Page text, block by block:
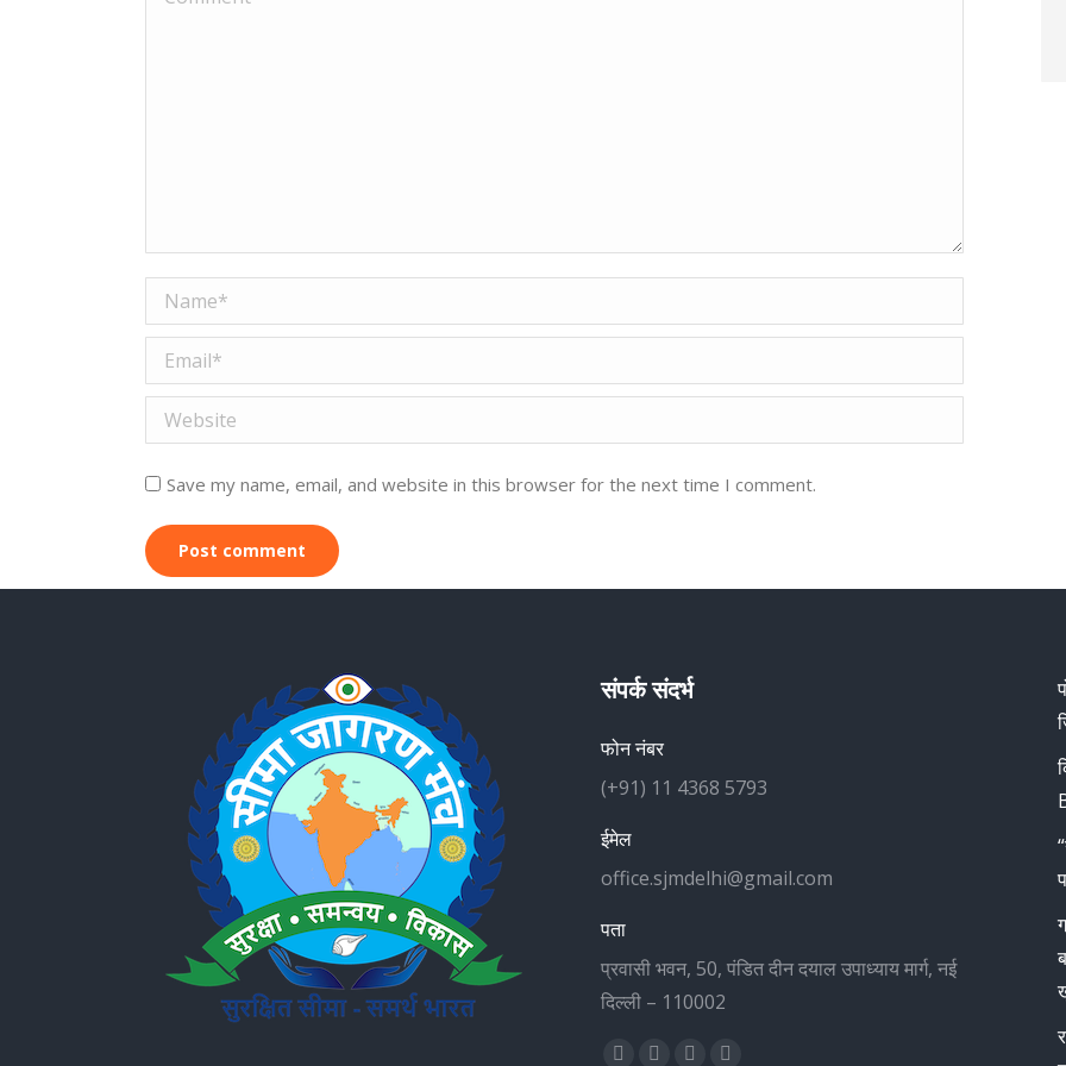
Name *
Email *
Website
Save my name, email, and website in this browser for the next time I comment.
Post comment
संपर्क संदर्भ
फोन नंबर
(+91) 11 4368 5793
ईमेल
office.sjmdelhi@gmail.com
पता
प्रवासी भवन, 50, पंडित दीन दयाल उपाध्याय मार्ग, नई
दिल्ली – 110002
Find us on: